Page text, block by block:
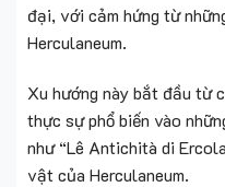
đại, với cảm hứng từ
Herculaneum.
Xu hướng này bắt đầu từ
thực sự phổ biến vào
như “Lê Antichità di
vật của Herculaneum.